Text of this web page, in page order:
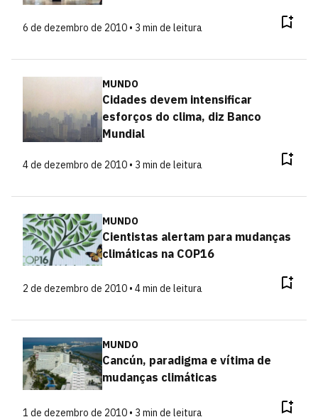
6 de dezembro de 2010 • 3 min de leitura
MUNDO
Cidades devem intensificar
esforços do clima, diz Banco
Mundial
4 de dezembro de 2010 • 3 min de leitura
MUNDO
Cientistas alertam para mudanças
climáticas na COP16
2 de dezembro de 2010 • 4 min de leitura
MUNDO
Cancún, paradigma e vítima de
mudanças climáticas
1 de dezembro de 2010 • 3 min de leitura